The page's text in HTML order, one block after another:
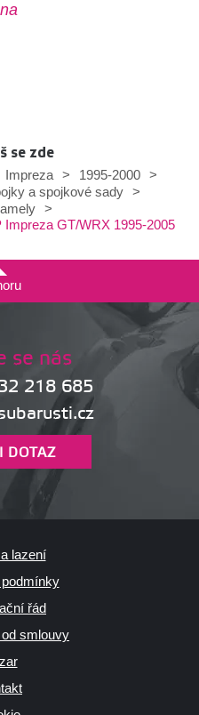
se zde
Impreza > 1995-2000
>
a spojkové sady >
>
GT/WRX 1995-2005
se nás
218 685
DOTAZ
lazení
řád
smlouvy